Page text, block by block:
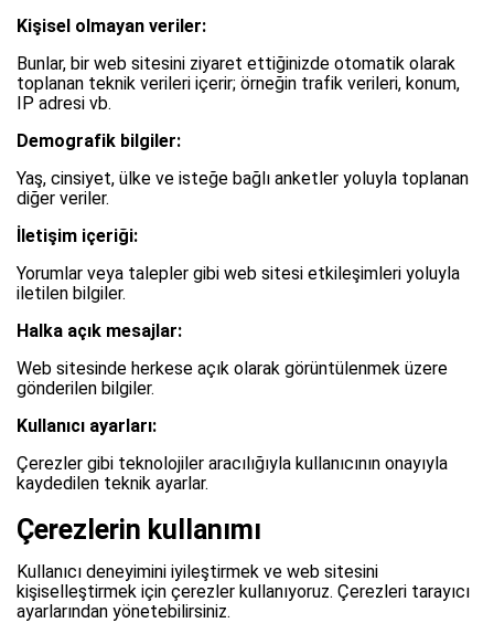
Kişisel olmayan veriler:
Bunlar, bir web sitesini ziyaret ettiğinizde otomatik olarak
toplanan teknik verileri içerir; örneğin trafik verileri, konum,
IP adresi vb.
Demografik bilgiler:
Yaş, cinsiyet, ülke ve isteğe bağlı anketler yoluyla toplanan
diğer veriler.
İletişim içeriği:
Yorumlar veya talepler gibi web sitesi etkileşimleri yoluyla
iletilen bilgiler.
Halka açık mesajlar:
Web sitesinde herkese açık olarak görüntülenmek üzere
gönderilen bilgiler.
Kullanıcı ayarları:
Çerezler gibi teknolojiler aracılığıyla kullanıcının onayıyla
kaydedilen teknik ayarlar.
Çerezlerin kullanımı
Kullanıcı deneyimini iyileştirmek ve web sitesini
kişiselleştirmek için çerezler kullanıyoruz. Çerezleri tarayıcı
ayarlarından yönetebilirsiniz.